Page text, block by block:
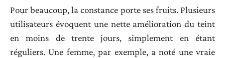
Pour beaucoup, la constance porte ses fruits. Plusieurs
utilisateurs évoquent une nette amélioration du teint
en moins de trente jours, simplement en étant
réguliers. Une femme, par exemple, a noté une vraie